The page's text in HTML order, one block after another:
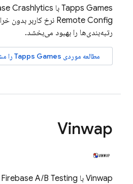
Tapps Games با Crashlytics
Remote Config نرخ کاربر بدون
رتبه‌بندی‌ها را بهبود می‌بخشد.
مطالعه موردی Tapps Games را مشاهده کنید
Vinwap
Vinwap با Firebase A/B Testing